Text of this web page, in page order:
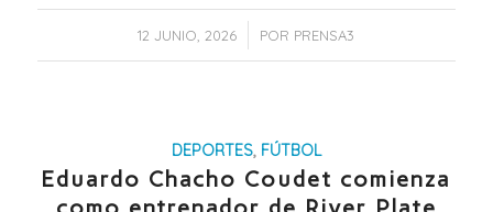
12 JUNIO, 2026
/ POR PRENSA3
DEPORTES, FÚTBOL
Eduardo Chacho Coudet comienza